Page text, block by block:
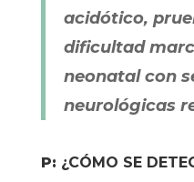
acidótico,
dificultad
neonatal con
neurológicas
P: ¿CÓMO SE